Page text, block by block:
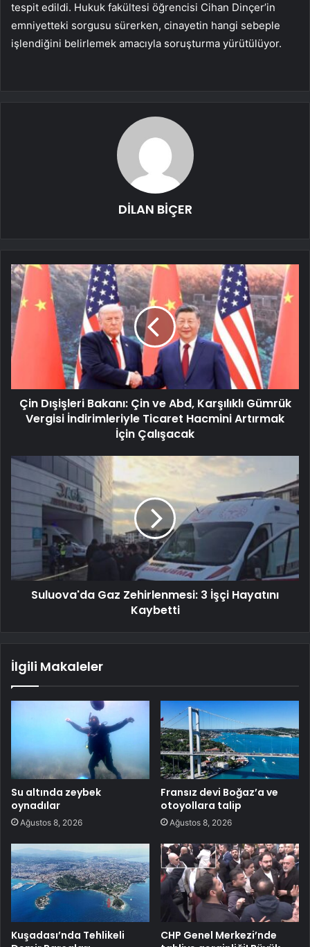
tespit edildi. Hukuk fakültesi öğrencisi Cihan Dinçer’in
emniyetteki sorgusu sürerken, cinayetin hangi sebeple
işlendiğini belirlemek amacıyla soruşturma yürütülüyor.
DİLAN BİÇER
Çin Dışişleri Bakanı: Çin ve Abd, Karşılıklı Gümrük
Vergisi İndirimleriyle Ticaret Hacmini Artırmak
İçin Çalışacak
Suluova'da Gaz Zehirlenmesi: 3 İşçi Hayatını
Kaybetti
İlgili Makaleler
Su altında zeybek
oynadılar
Ağustos 8, 2026
Fransız devi Boğaz’a ve
otoyollara talip
Ağustos 8, 2026
Kuşadası’nda Tehlikeli
CHP Genel Merkezi’nde